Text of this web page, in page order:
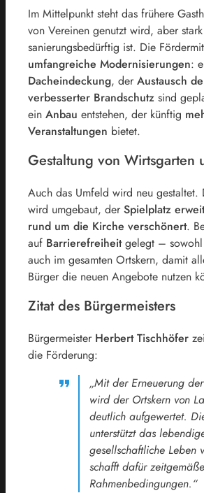
Im Mittelpunkt steht das frühere
von Vereinen genutzt wird, aber stark
sanierungsbedürftig ist. Die
umfangreiche Modernisierungen:
Dacheindeckung, der Austausch
verbesserter Brandschutz sind
ein Anbau entstehen, der künftig
Veranstaltungen bietet.
Gestaltung von Wirtsgarten
Auch das Umfeld wird neu gestaltet.
wird umgebaut, der Spielplatz
rund um die Kirche verschönert.
auf Barrierefreiheitgelegt – sowohl
auch im gesamten Ortskern, damit
Bürger die neuen Angebote nutzen
Zitat des Bürgermeisters
Bürgermeister Herbert Tischhöfer
die Förderung:
„Mit der Erneuerung
wird der Ortskern von
deutlich aufgewertet.
unterstützt das
gesellschaftliche Leben
schafft dafür zeitgemäße
Rahmenbedingungen.“